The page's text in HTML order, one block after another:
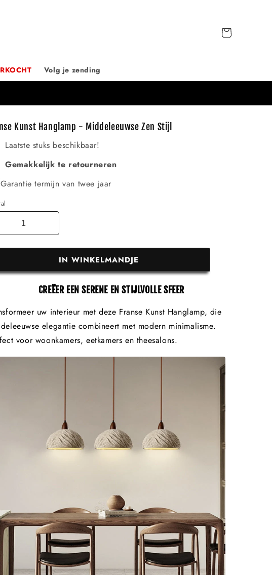
Volg je zending
Winkelwagen
Kunst Hanglamp - Middeleeuwse Zen Stijl
Laatste stuks beschikbaar!
Gemakkelijk te retourneren
Garantie termijn van twee jaar
IN WINKELMANDJE
CREËER EEN SERENE EN STIJLVOLLE SFEER
uw interieur met deze Franse Kunst Hanglamp, die
elegantie combineert met modern minimalisme.
voor woonkamers, eetkamers en theesalons.